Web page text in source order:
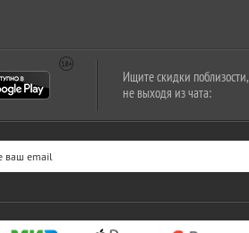
Ищите скидки поблизости,
не выходя из чата: